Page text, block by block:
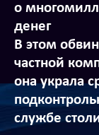
о
денег
В этом
частной
она украла
службе